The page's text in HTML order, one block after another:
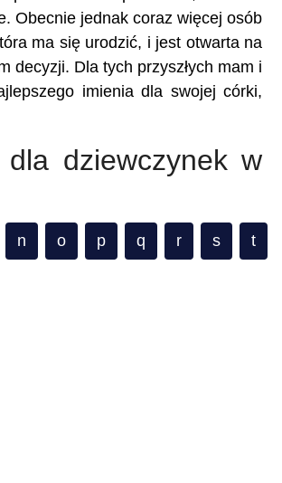
Obecnie jednak coraz więcej osób
ma się urodzić, i jest otwarta na
decyzji. Dla tych przyszłych mam i
imienia dla swojej córki,
dla dziewczynek w
n o p q r s t